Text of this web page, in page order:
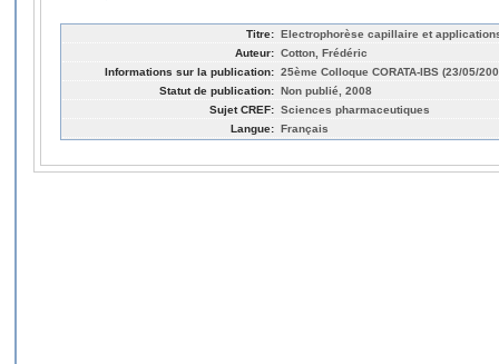
Titre: Electrophorèse capillaire et
Auteur: Cotton, Frédéric
Informations sur la publication: 25ème Colloque CORATA-IBS (23/05/
Statut de publication: Non publié, 2008
Sujet CREF: Sciences pharmaceutiques
Langue: Français